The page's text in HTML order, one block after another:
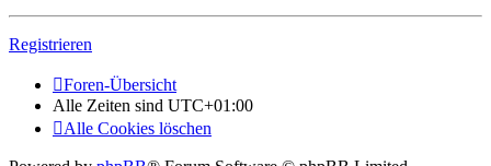
Registrieren
Foren-Übersicht
Alle Zeiten sind UTC+01:00
Alle Cookies löschen